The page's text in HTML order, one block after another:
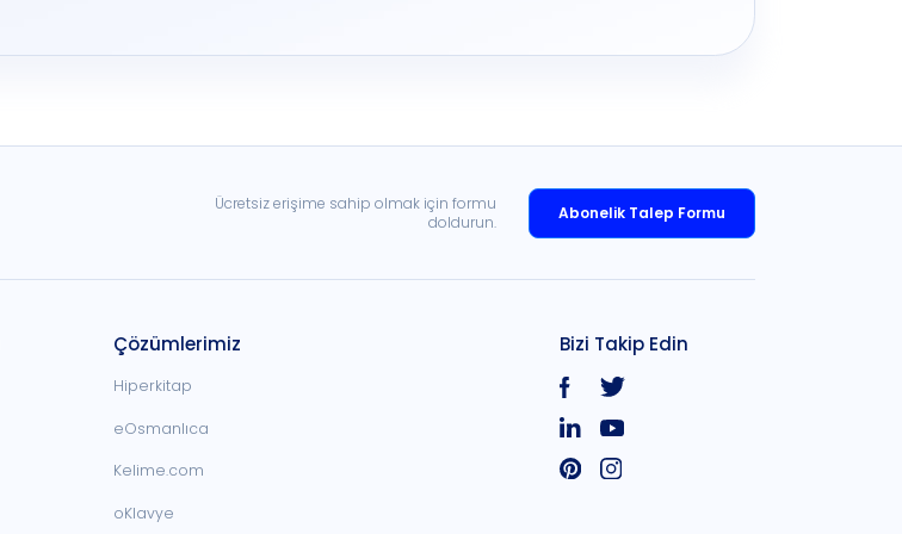
Ücretsiz erişime sahip olmak için formu
doldurun.
Abonelik Talep Formu
Çözümlerimiz
Hiperkitap
eOsmanlıca
Kelime.com
oKlavye
Bizi Takip Edin